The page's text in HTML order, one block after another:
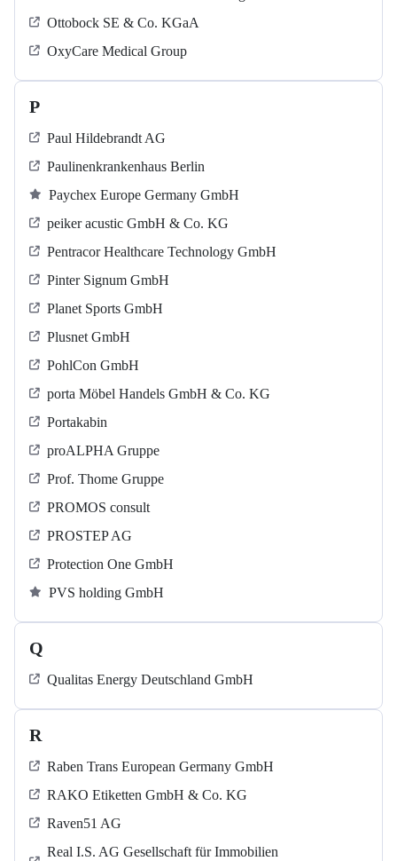
Ottobock SE & Co. KGaA
OxyCare Medical Group
P
Paul Hildebrandt AG
Paulinenkrankenhaus Berlin
Paychex Europe Germany GmbH
peiker acustic GmbH & Co. KG
Pentracor Healthcare Technology GmbH
Pinter Signum GmbH
Planet Sports GmbH
Plusnet GmbH
PohlCon GmbH
porta Möbel Handels GmbH & Co. KG
Portakabin
proALPHA Gruppe
Prof. Thome Gruppe
PROMOS consult
PROSTEP AG
Protection One GmbH
PVS holding GmbH
Q
Qualitas Energy Deutschland GmbH
R
Raben Trans European Germany GmbH
RAKO Etiketten GmbH & Co. KG
Raven51 AG
Real I.S. AG Gesellschaft für Immobilien